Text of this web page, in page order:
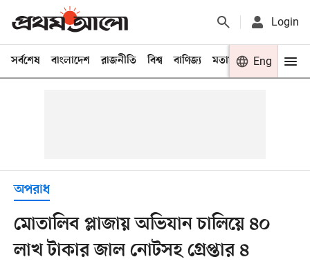
Login
সর্বশেষ বাংলাদেশ রাজনীতি বিশ্ব বাণিজ্য মতামত খেলা
Eng
অপরাধ
মোতালিব প্লাজায় অভিযান চালিয়ে ৪০
লাখ টাকার জাল নোটসহ গ্রেপ্তার ৪